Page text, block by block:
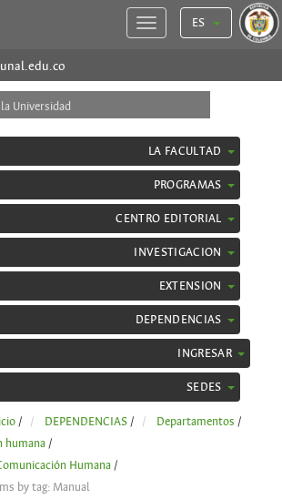
ES
LA FACULTAD
PROGRAMAS
CENTRO EDITORIAL
INVESTIGACION
EXTENSION
DEPENDENCIAS
INGRESAR
SEDES
/ DEPENDENCIAS / Departamentos /
humana /
Humana /
by tag: Manual